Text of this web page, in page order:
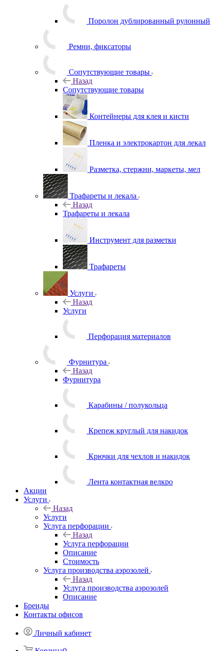
Поролон дублированный рулонный
Ремни, фиксаторы
Сопутствующие товары
Назад
Сопутствующие товары
Контейнеры для клея и кисти
Пленка и электрокартон для лекал
Разметка, стержни, маркеты, мел
Трафареты и лекала
Назад
Трафареты и лекала
Инструмент для разметки
Трафареты
Услуги
Назад
Услуги
Перфорация материалов
Фурнитура
Назад
Фурнитура
Карабины / полукольца
Крепеж круглый для накидок
Крючки для чехлов и накидок
Лента контактная велкро
Акции
Услуги
Назад
Услуги
Услуга перфорации
Назад
Услуга перфорации
Описание
Стоимость
Услуга производства аэрозолей
Назад
Услуга производства аэрозолей
Описание
Бренды
Контакты офисов
Личный кабинет